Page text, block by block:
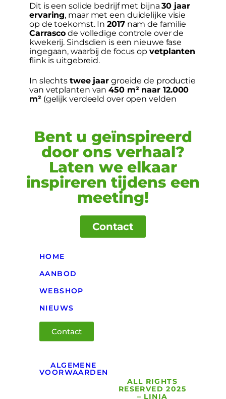
Dit is een solide bedrijf met bijna30 jaar
ervaring, maar met een duidelijke visie
op de toekomst. In2017nam de familie
Carrasco de volledige controle over de
kwekerij. Sindsdien is een nieuwe fase
ingegaan, waarbij de focus op vetplanten
flink is uitgebreid.
In slechts twee jaar groeide de productie
van vetplanten van450 m² naar 12.000
m²(gelijk verdeeld over open velden
Bent u geïnspireerd
door ons verhaal?
Laten we elkaar
inspireren tijdens een
meeting!
Contact
HOME
AANBOD
WEBSHOP
NIEUWS
Contact
ALGEMENE
VOORWAARDEN
ALL RIGHTS
RESERVED 2025
– LINIA